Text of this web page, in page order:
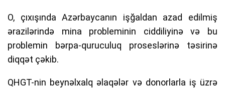
O, çıxışında Azərbaycanın işğaldan azad edilmiş
ərazilərində mina probleminin ciddiliyinə və bu
problemin bərpa-quruculuq proseslərinə təsirinə
diqqət çəkib.
QHGT-nin beynəlxalq əlaqələr və donorlarla iş üzrə